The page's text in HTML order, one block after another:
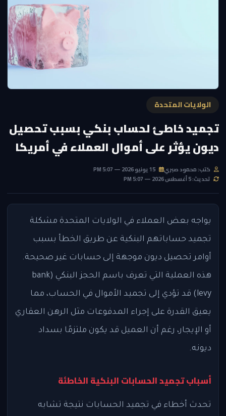
الولايات المتحدة
تجميد خاطئ لحساب بنكي بسبب تحصيل
ديون يؤثر على أموال العملاء في أمريكا
كتب: محمود صبري
تحديث: 5 أغسطس 2026 — 5:07 PM
يواجه بعض العملاء في الولايات المتحدة مشكلة
تجميد حساباتهم البنكية عن طريق الخطأ بسبب
أوامر تحصيل ديون موجهة إلى حسابات غير صحيحة.
هذه العملية التي تعرف باسم الحجز البنكي (bank
levy) قد تؤدي إلى تجميد الأموال في الحساب، مما
يعيق القدرة على إجراء المدفوعات مثل الرهن العقاري
أو الإيجار، رغم أن العميل قد يكون ملتزمًا بسداد
ديونه.
أسباب تجميد الحسابات البنكية الخاطئة
تحدث أخطاء في تجميد الحسابات نتيجة تشابه